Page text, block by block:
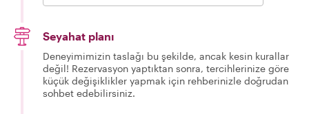
Seyahat planı
Deneyimimizin taslağı bu şekilde, ancak kesin kurallar
değil! Rezervasyon yaptıktan sonra, tercihlerinize göre
küçük değişiklikler yapmak için rehberinizle doğrudan
sohbet edebilirsiniz.